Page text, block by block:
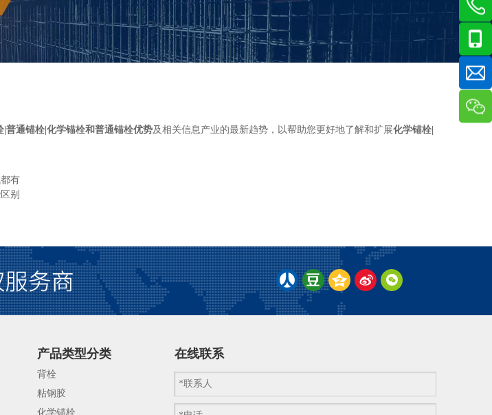
|普通锚栓|化学锚栓和普通锚栓优势及相关信息产业的最新趋势，以帮助您更好地了解和扩展化学锚栓|
有
别
锚
配
牌
产品类型分类
背栓
粘钢胶
化学锚栓
在线联系